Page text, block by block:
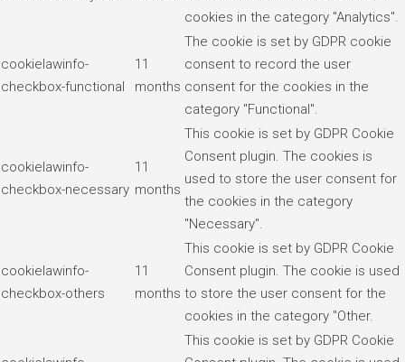
cookies in the category "Analytics".
cookielawinfo-
checkbox-functional
11
months
The cookie is set by GDPR cookie
consent to record the user
consent for the cookies in the
category "Functional".
cookielawinfo-
checkbox-necessary
11
months
This cookie is set by GDPR Cookie
Consent plugin. The cookies is
used to store the user consent for
the cookies in the category
"Necessary".
cookielawinfo-
checkbox-others
11
months
This cookie is set by GDPR Cookie
Consent plugin. The cookie is used
to store the user consent for the
cookies in the category "Other.
This cookie is set by GDPR Cookie